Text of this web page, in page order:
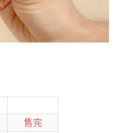
售完